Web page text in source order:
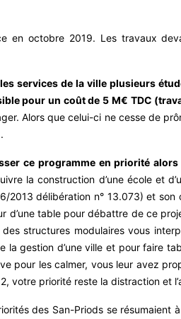
octobre 2019. Les travaux
services de la ville plusieurs
pour un coût de 5 M€ TDC
Alors que celui-ci ne cesse de
ce programme en priorité
la construction d’une école et
délibération n° 13.073) et son
table pour débattre de ce
structures modulaires vous
gestion d’une ville et pour faire
les calmer, vous leur avez
votre priorité reste la distraction et
des San-Priods se